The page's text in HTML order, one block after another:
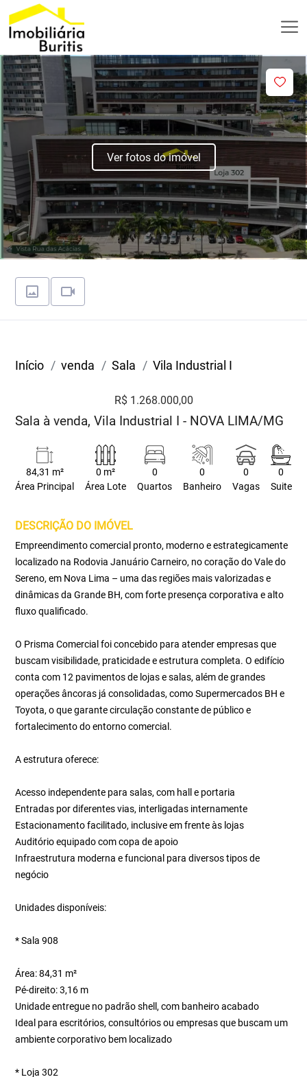
Ver fotos do imóvel
Início venda Sala Vila Industrial I
R$ 1.268.000,00
Sala à venda, Vila Industrial I - NOVA LIMA/MG
84,31 m²
Área Principal
0 m²
Área Lote
0
Quartos
0
Banheiro
0
Vagas
0
Suite
DESCRIÇÃO DO IMÓVEL
Empreendimento comercial pronto, moderno e estrategicamente
localizado na Rodovia Januário Carneiro, no coração do Vale do
Sereno, em Nova Lima – uma das regiões mais valorizadas e
dinâmicas da Grande BH, com forte presença corporativa e alto
fluxo qualificado.
O Prisma Comercial foi concebido para atender empresas que
buscam visibilidade, praticidade e estrutura completa. O edifício
conta com 12 pavimentos de lojas e salas, além de grandes
operações âncoras já consolidadas, como Supermercados BH e
Toyota, o que garante circulação constante de público e
fortalecimento do entorno comercial.
A estrutura oferece:
Acesso independente para salas, com hall e portaria
Entradas por diferentes vias, interligadas internamente
Estacionamento facilitado, inclusive em frente às lojas
Auditório equipado com copa de apoio
Infraestrutura moderna e funcional para diversos tipos de
negócio
Unidades disponíveis:
* Sala 908
Área: 84,31 m²
Pé-direito: 3,16 m
Unidade entregue no padrão shell, com banheiro acabado
Ideal para escritórios, consultórios ou empresas que buscam um
ambiente corporativo bem localizado
* Loja 302